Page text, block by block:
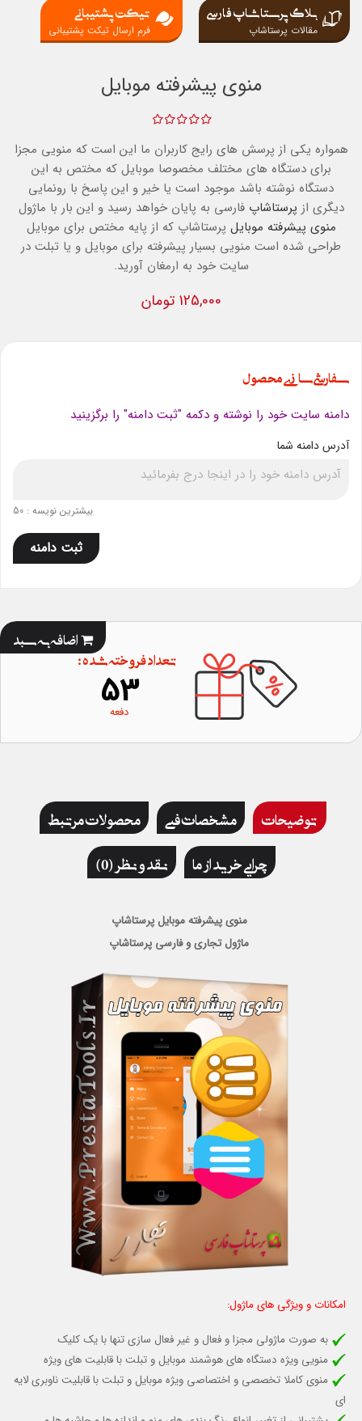
بلاگ پرستاشاپ فارسی
مقالات پرستاشاپ
تیکت پشتیبانی
فرم ارسال تیکت پشتیبانی
منوی پیشرفته موبایل
همواره یکی از پرسش های رایج کاربران ما این است که منویی مجزا
برای دستگاه های مختلف مخصوصا موبایل که مختص به این
دستگاه نوشته باشد موجود است یا خیر و این پاسخ با رونمایی
دیگری از پرستاشاپ فارسی به پایان خواهد رسید و این بار با ماژول
منوی پیشرفته موبایل پرستاشاپ که از پایه مختص برای موبایل
طراحی شده است منویی بسیار پیشرفته برای موبایل و یا تبلت در
سایت خود به ارمغان آورید.
125,000 تومان
سفارشی سازی محصول
دامنه سایت خود را نوشته و دکمه "ثبت دامنه" را برگزینید
آدرس دامنه شما
بیشترین نویسه : 50
ثبت دامنه
اضافه به سبد
تعداد فروخته شده :
53
دفعه
توضیحات مشخصات فنی
محصولات مرتبط
چرایی خرید از ما
نقد و نظر (0)
منوی پیشرفته موبایل پرستاشاپ
ماژول تجاری و فارسی پرستاشاپ
امکانات و ویژگی های ماژول:
به صورت ماژولی مجزا و فعال و غیر فعال سازی تنها با یک کلیک
منویی ویژه دستگاه های هوشمند موبایل و تبلت با قابلیت های ویژه
منوی کاملا تخصصی و اختصاصی ویژه موبایل و تبلت با قابلیت ناوبری لایه
ای